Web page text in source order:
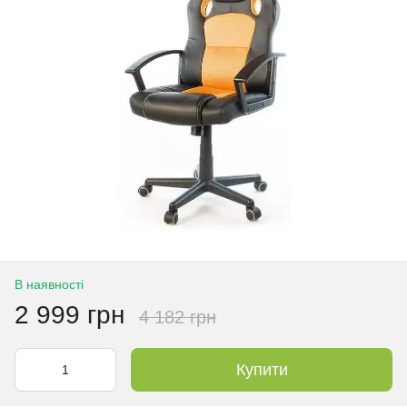
В наявності
2 999 грн 4 182 грн
Купити